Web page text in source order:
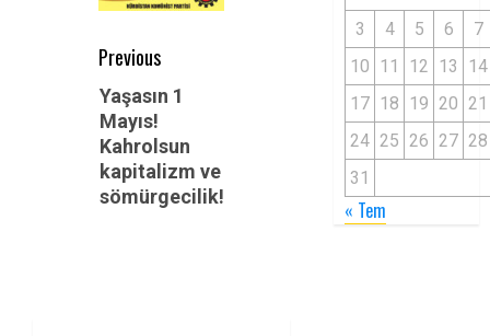
Post
navigation
Previous
Previous
post:
Yaşasın 1
Mayıs!
Kahrolsun
kapitalizm ve
sömürgecilik!
3 4 5 6
7
10 11 12 13
14
17 18 19 20 21
24 25 26 27 28
31
« Tem